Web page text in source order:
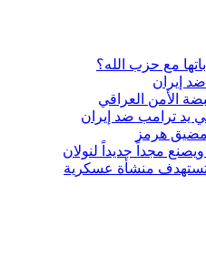
مع حزب الله؟
إيران
الأمن العراقي
يد ترامب ضد إيران
ويصنع مجداً جديداً لنولان
منشأة عسكرية